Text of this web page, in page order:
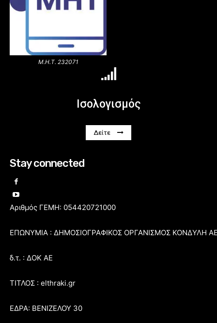
Μ.Η.Τ. 232071
Ισολογισμός
Δείτε
Stay connected
Αριθμός ΓΕΜΗ: 054420721000
ΕΠΩΝΥΜΙΑ : ΔΗΜΟΣΙΟΓΡΑΦΙΚΟΣ ΟΡΓΑΝΙΣΜΟΣ ΚΟΝΔΥΛΗ
δ.τ. : ΔΟΚ ΑΕ
ΤΙΤΛΟΣ : elthraki.gr
ΕΔΡΑ: ΒΕΝΙΖΕΛΟΥ 30